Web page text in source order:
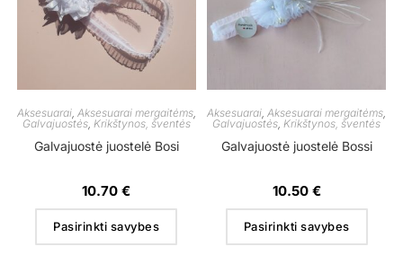
Aksesuarai, Aksesuarai mergaitėms,
Galvajuostės, Krikštynos, šventės
Galvajuostė juostelė Bosi
10.70€
Pasirinkti savybes
Aksesuarai,Aksesuarai mergaitėms,
Galvajuostės,Krikštynos, šventės
Galvajuostė juostelė Bossi
10.50 €
Pasirinkti savybes